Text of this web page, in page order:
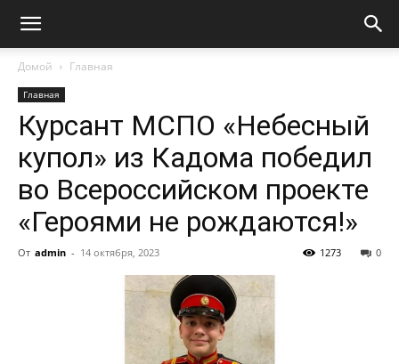
Домой Главная
Главная
Курсант МСПО «Небесный
купол» из Кадома победил
во Всероссийском проекте
«Героями не рождаются!»
От admin - 14 октября, 2023 0
1273